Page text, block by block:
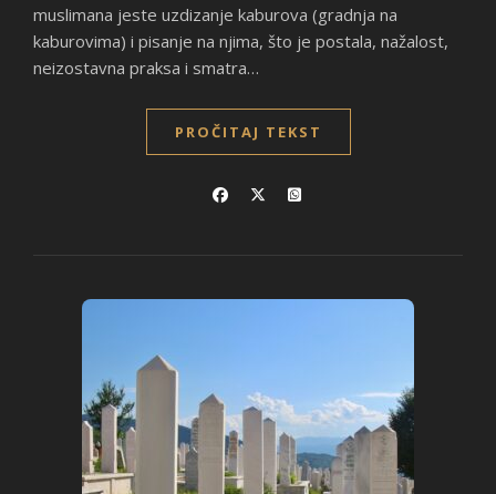
muslimana jeste uzdizanje kaburova (gradnja na
kaburovima) i pisanje na njima, što je postala, nažalost,
neizostavna praksa i smatra…
PROČITAJ TEKST